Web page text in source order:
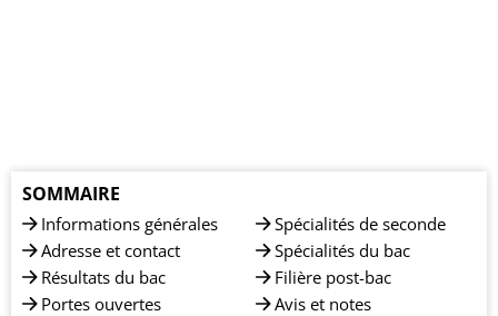
SOMMAIRE
Informations générales
Adresse et contact
Résultats du bac
Portes ouvertes
Spécialités de seconde
Spécialités du bac
Filière post-bac
Avis et notes